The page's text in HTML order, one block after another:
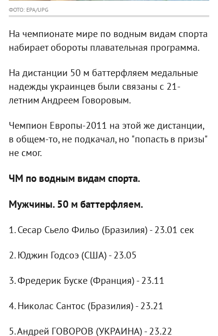
ФОТО: EPA/UPG
На чемпионате мире по водным видам спорта
набирает обороты плавательная программа.
На дистанции 50 м баттерфляем медальные
надежды украинцев были связаны с 21-
летним Андреем Говоровым.
Чемпион Европы-2011 на этой же дистанции,
в общем-то, не подкачал, но "попасть в призы"
не смог.
ЧМ по водным видам спорта.
Мужчины. 50 м баттерфляем.
1. Сесар Сьело Фильо (Бразилия) - 23.01 сек
2. Юджин Годсоэ (США) - 23.05
3. Фредерик Буске (Франция) - 23.11
4. Николас Сантос (Бразилия) - 23.21
5. Андрей ГОВОРОВ (УКРАИНА) - 23.22